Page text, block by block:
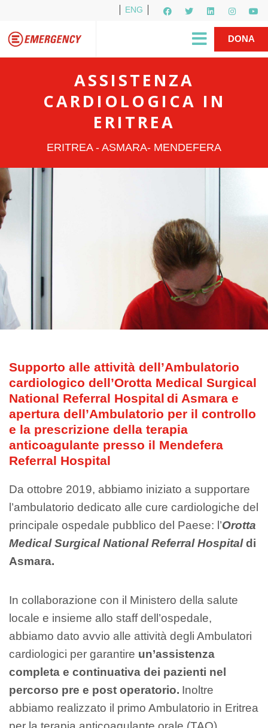
ENG
R1PUD1A
DONA
ASSISTENZA
CARDIOLOGICA IN
ERITREA
ERITREA - ASMARA- MENDEFERA
Supporto alle attività dell’Ambulatorio
cardiologico dell’Orotta Medical Surgical
National Referral Hospital di Asmara e
apertura dell’Ambulatorio per il controllo
e la prescrizione della terapia
anticoagulante presso il Mendefera
Referral Hospital
Da ottobre 2019, abbiamo iniziato a supportare
l’ambulatorio dedicato alle cure cardiologiche del
principale ospedale pubblico del Paese: l’Orotta
Medical Surgical National Referral Hospital di
Asmara.
In collaborazione con il Ministero della salute
locale e insieme allo staff dell’ospedale,
abbiamo dato avvio alle attività degli Ambulatori
cardiologici per garantire un’assistenza
completa e continuativa dei pazienti nel
percorso pre e post operatorio. Inoltre
abbiamo realizzato il primo Ambulatorio in Eritrea